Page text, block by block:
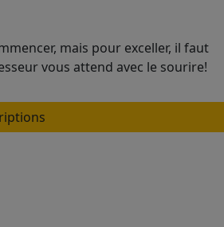
mais pour exceller, il faut
vous attend avec le sourire!